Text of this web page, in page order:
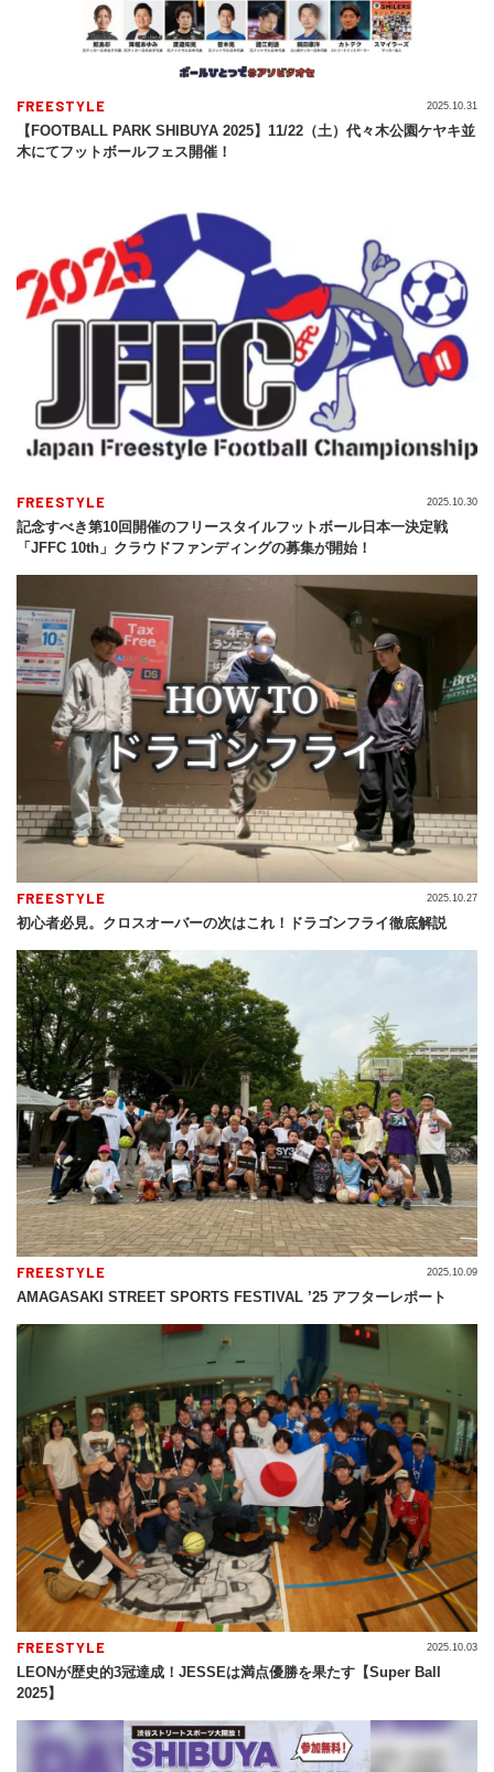
FREESTYLE
【FOOTBALL PARK SHIBUYA 2025】11/22（土）代々木公園ケヤキ並
木にてフットボールフェス開催！
2025.10.31
FREESTYLE
記念すべき第10回開催のフリースタイルフットボール日本一決定戦
「JFFC 10th」クラウドファンディングの募集が開始！
2025.10.30
FREESTYLE
初心者必見。クロスオーバーの次はこれ！ドラゴンフライ徹底解説
2025.10.27
FREESTYLE
AMAGASAKI STREET SPORTS FESTIVAL ’25 アフターレポート
2025.10.09
FREESTYLE
LEONが歴史的3冠達成！JESSEは満点優勝を果たす【Super Ball
2025】
2025.10.03